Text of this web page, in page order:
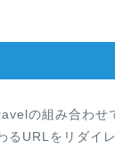
の組み合わせ
るURLをリダイ